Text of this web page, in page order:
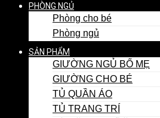
PHÒNG NGỦ
Phòng cho bé
Phòng ngủ
SẢN PHẨM
GIƯỜNG NGỦ BỐ MẸ
GIƯỜNG CHO BÉ
TỦ QUẦN ÁO
TỦ TRANG TRÍ